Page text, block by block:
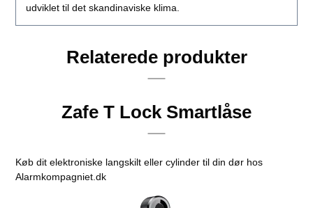
udviklet til det skandinaviske klima.
Relaterede produkter
Zafe T Lock Smartlåse
Køb dit elektroniske langskilt eller cylinder til din dør hos
Alarmkompagniet.dk